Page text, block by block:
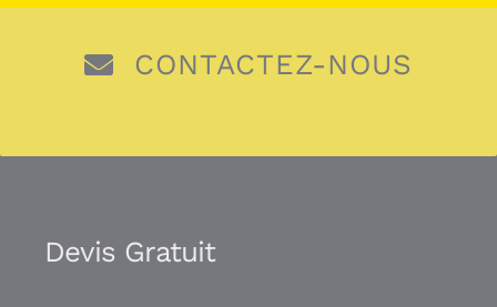
CONTACTEZ-NOUS
Devis Gratuit